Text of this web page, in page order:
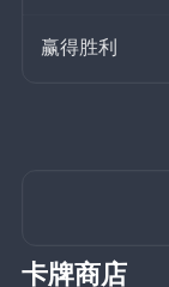
赢得胜利
卡牌商店